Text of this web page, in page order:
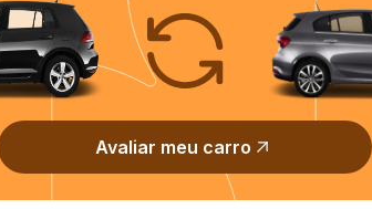
Avaliar meu carro